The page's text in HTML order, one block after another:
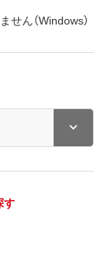
ん（Windows）
す